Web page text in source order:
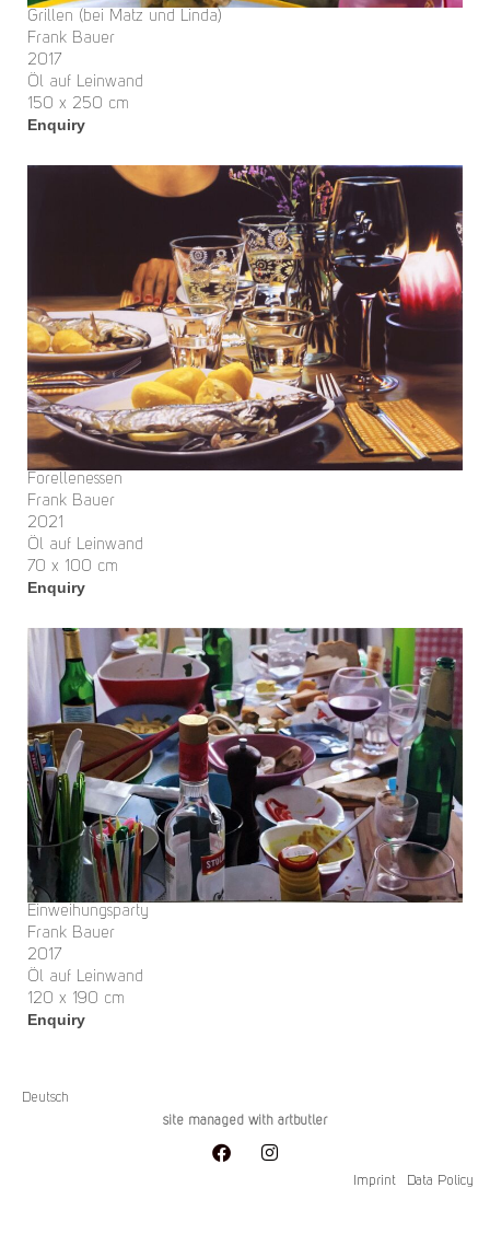
Grillen (bei Matz und Linda)
Frank Bauer
2017
Öl auf Leinwand
150 x 250 cm
Enquiry
Forellenessen
Frank Bauer
2021
Öl auf Leinwand
70 x 100 cm
Enquiry
Einweihungsparty
Frank Bauer
2017
Öl auf Leinwand
120 x 190 cm
Enquiry
Deutsch
site managed with artbutler
Imprint Data Policy